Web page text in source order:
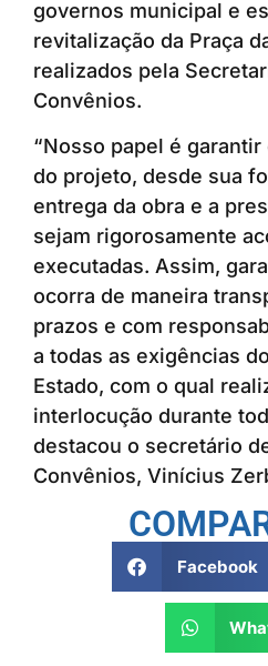
governos municipal e
revitalização da Praça
realizados pela
Convênios.
“Nosso papel é
do projeto, desde sua
entrega da obra e a
sejam rigorosamente
executadas. Assim,
ocorra de maneira
prazos e com
a todas as exigências
Estado, com o qual
interlocução durante
destacou o secretário
Convênios, Vinícius
Facebook